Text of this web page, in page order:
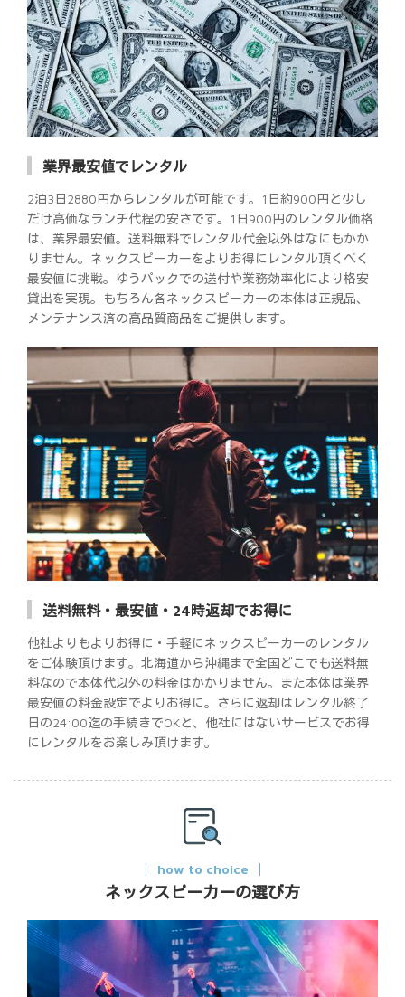
業界最安値でレンタル
2泊3日2880円からレンタルが可能です。1日約900円と少し
だけ高価なランチ代程の安さです。1日900円のレンタル価格
は、業界最安値。送料無料でレンタル代金以外はなにもかか
りません。ネックスピーカーをよりお得にレンタル頂くべく
最安値に挑戦。ゆうパックでの送付や業務効率化により格安
貸出を実現。もちろん各ネックスピーカーの本体は正規品、
メンテナンス済の高品質商品をご提供します。
送料無料・最安値・24時返却でお得に
他社よりもよりお得に・手軽にネックスピーカーのレンタル
をご体験頂けます。北海道から沖縄まで全国どこでも送料無
料なので本体代以外の料金はかかりません。また本体は業界
最安値の料金設定でよりお得に。さらに返却はレンタル終了
日の24:00迄の手続きでOKと、他社にはないサービスでお得
にレンタルをお楽しみ頂けます。
how to choice
ネックスピーカーの選び方